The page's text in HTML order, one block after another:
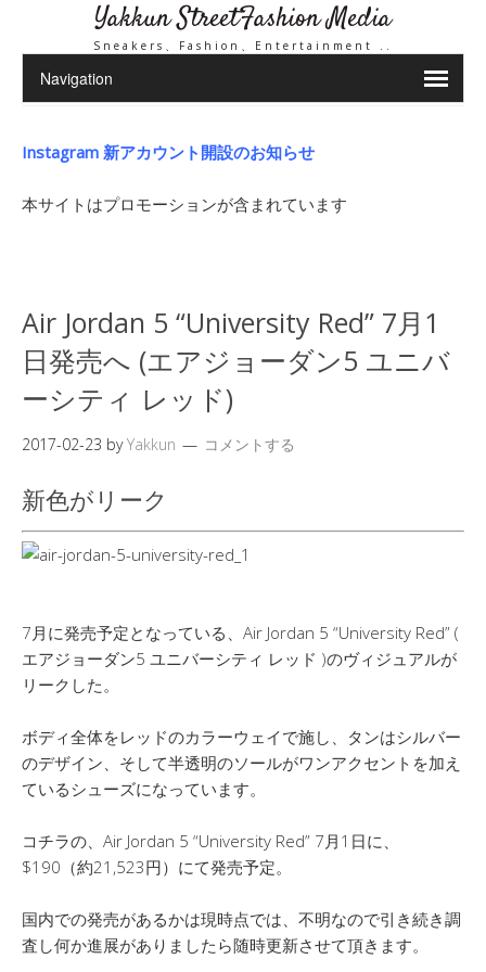
Yakkun StreetFashion Media
Sneakers、Fashion、Entertainment ..
Instagram 新アカウント開設のお知らせ
本サイトはプロモーションが含まれています
Air Jordan 5 “University Red” 7月1
日発売へ (エアジョーダン5 ユニバ
ーシティ レッド)
2017-02-23 byYakkun コメントする
新色がリーク
7月に発売予定となっている、Air Jordan 5 “University Red” (
エアジョーダン5 ユニバーシティ レッド )のヴィジュアルが
リークした。
ボディ全体をレッドのカラーウェイで施し、タンはシルバー
のデザイン、そして半透明のソールがワンアクセントを加え
ているシューズになっています。
コチラの、Air Jordan 5 “University Red” 7月1日に、
$190（約21,523円）にて発売予定。
国内での発売があるかは現時点では、不明なので引き続き調
査し何か進展がありましたら随時更新させて頂きます。